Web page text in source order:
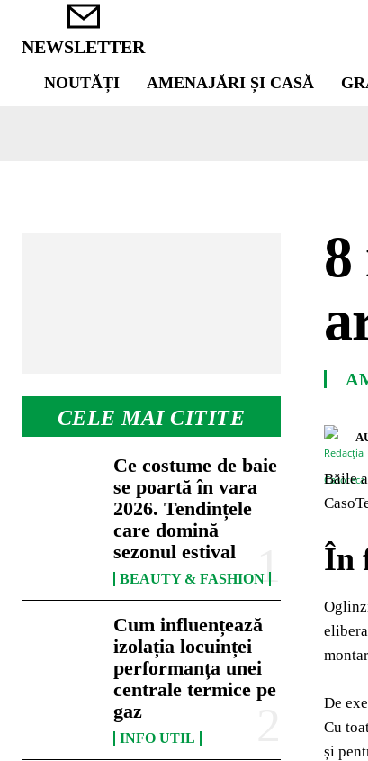
NEWSLETTER
NOUTĂȚI AMENAJĂRI ȘI CASĂ
CELE MAI CITITE
Ce costume de baie
se poartă în vara
2026. Tendințele
care domină
sezonul estival
BEAUTY & FASHION
Cum influențează
izolația locuinței
performanța unei
centrale termice pe
gaz
INFO UTIL
8
Băile
În
De
Cu
și